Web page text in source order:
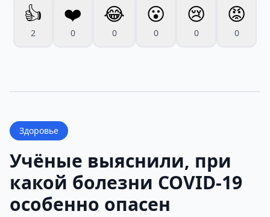
👍
2
❤️
0
😂
0
😮
0
😢
0
😡
0
Здоровье
Учёные выяснили, при
какой болезни COVID-19
особенно опасен